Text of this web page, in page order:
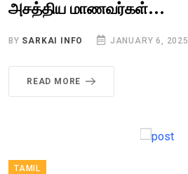
அசத்திய மாணவர்கள்...
BY SARKAI INFO JANUARY 6, 2025
READ MORE
TAMIL